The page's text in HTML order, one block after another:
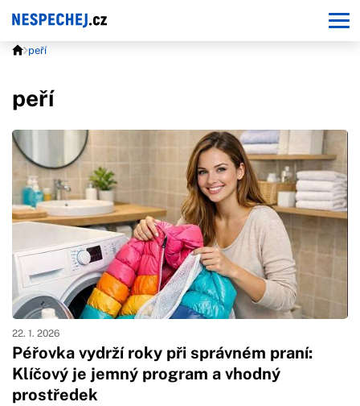
peří
peří
Péřovka vydrží roky při správném praní:
Klíčový je jemný program a vhodný
prostředek
22. 1. 2026